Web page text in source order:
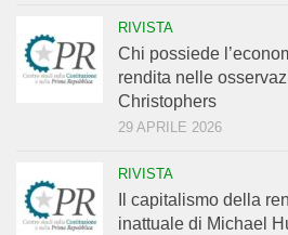
RIVISTA
Chi possiede
rendita nelle
Christophers
29 APRILE 2026
RIVISTA
Il capitalismo della
inattuale di Michael